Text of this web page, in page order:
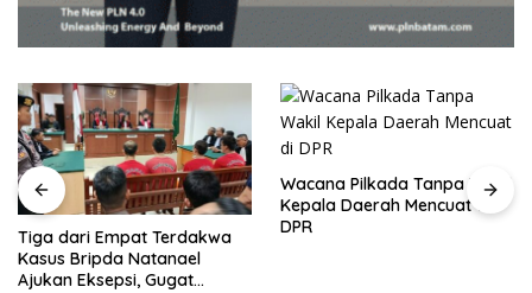
Tiga dari Empat Terdakwa
Kasus Bripda Natanael
Ajukan Eksepsi, Gugat
Wacana Pilkada Tanpa Wakil
Kepala Daerah Mencuat di
DPR